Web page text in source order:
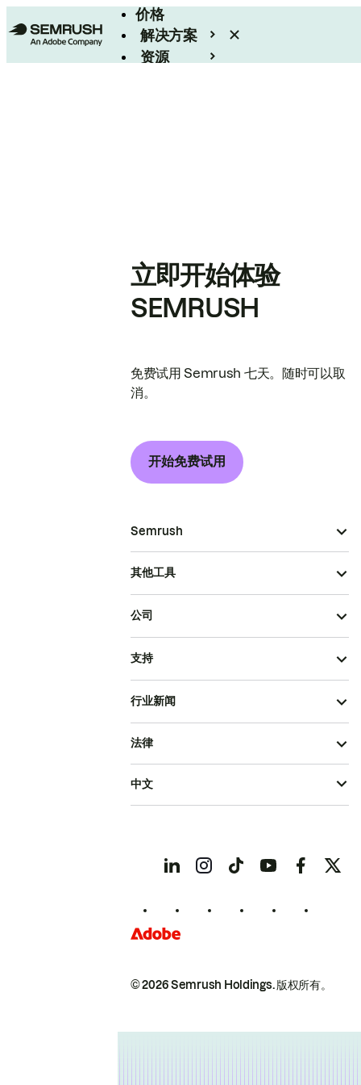
价格
解决方案
资源
立即开始体验
SEMRUSH
免费试用 Semrush 七天。随时可以取
消。
开始免费试用
Semrush
其他工具
公司
支持
行业新闻
© 2026 Semrush Holdings.版权所有。
法律
中文